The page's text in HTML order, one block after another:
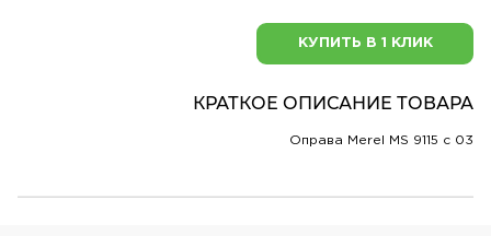
КУПИТЬ В 1 КЛИК
КРАТКОЕ ОПИСАНИЕ ТОВАРА
Оправа Merel MS 9115 с 03